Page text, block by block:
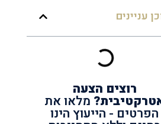
עניינים
רוצים הצעה
מלאו את
הפרטים - הייעוץ הינו